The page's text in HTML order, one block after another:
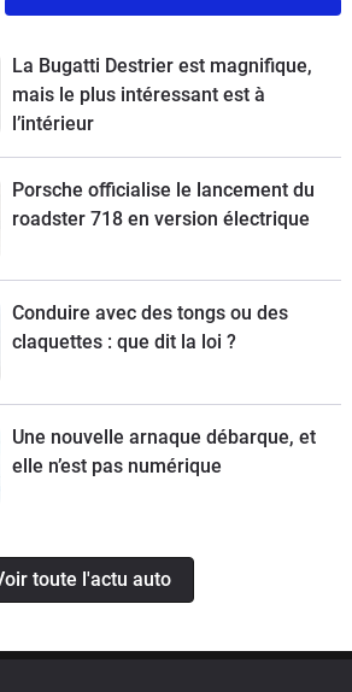
La Bugatti Destrier est magnifique,
mais le plus intéressant est à
l’intérieur
Porsche officialise le lancement du
roadster 718 en version électrique
Conduire avec des tongs ou des
claquettes : que dit la loi ?
Une nouvelle arnaque débarque, et
elle n’est pas numérique
toute l'actu auto